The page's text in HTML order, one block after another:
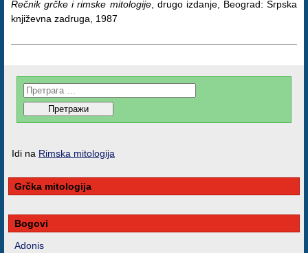
Rečnik grčke i rimske mitologije, drugo izdanje, Beograd: Srpska
književna zadruga, 1987
Idi na Rimska mitologija
Grčka mitologija
Bogovi
Adonis